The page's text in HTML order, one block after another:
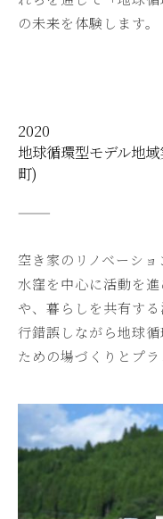
の未来を体験します。
2020
地球循環型モデル地
町)
———
空き家のリノベーショ
水窪を中心に活動を
や、暮らしを共有す
行錯誤しながら地球
ための場づくりとプラ